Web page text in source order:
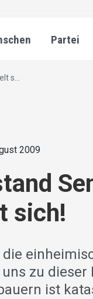
Partei
s...
2009
sich!
zu
ist